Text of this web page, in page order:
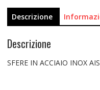
Descrizione
Descrizione
SFERE IN ACCIAIO INOX